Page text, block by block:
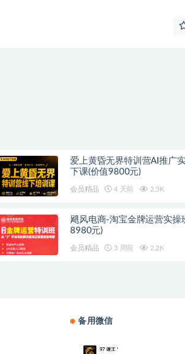
爱上黄昏无界特训营AI推广
下课(价值9800元)
会员精品 4 天前 2.5K
飓风电商-淘宝金牌运营实操
8980元)
会员精品 3 周前 2.2K
备用微信